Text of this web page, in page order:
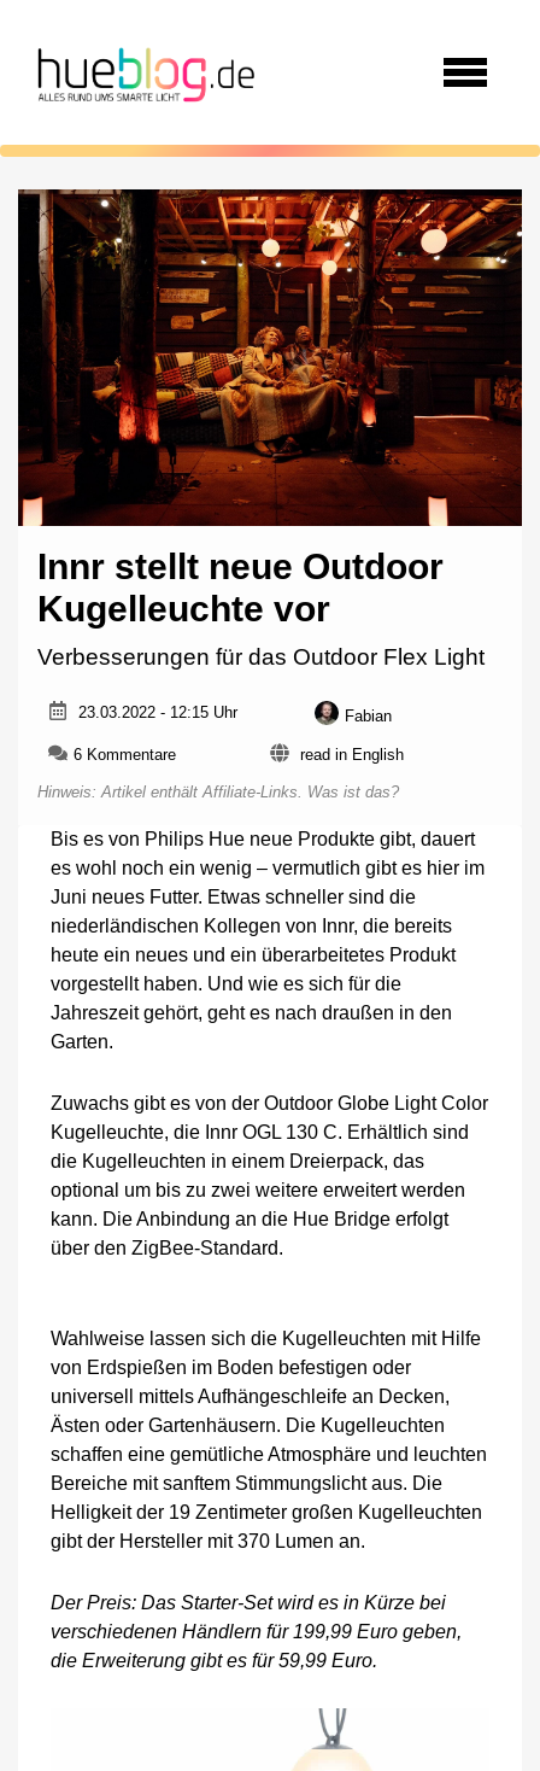
Innr stellt neue Outdoor
Kugelleuchte vor
Verbesserungen für das Outdoor Flex Light
23.03.2022 - 12:15 Uhr Fabian
6 Kommentarezu
stellt
Outdoor
Kugelleuchte
vor
read in English
Hinweis: Artikel enthält Affiliate-Links. Was ist das?
Bis es von Philips Hue neue Produkte gibt, dauert
es wohl noch ein wenig – vermutlich gibt es hier im
Juni neues Futter. Etwas schneller sind die
niederländischen Kollegen von Innr, die bereits
heute ein neues und ein überarbeitetes Produkt
vorgestellt haben. Und wie es sich für die
Jahreszeit gehört, geht es nach draußen in den
Garten.
Zuwachs gibt es von der Outdoor Globe Light Color
Kugelleuchte, die Innr OGL 130 C. Erhältlich sind
die Kugelleuchten in einem Dreierpack, das
optional um bis zu zwei weitere erweitert werden
kann. Die Anbindung an die Hue Bridge erfolgt
über den ZigBee-Standard.
Wahlweise lassen sich die Kugelleuchten mit Hilfe
von Erdspießen im Boden befestigen oder
universell mittels Aufhängeschleife an Decken,
Ästen oder Gartenhäusern. Die Kugelleuchten
schaffen eine gemütliche Atmosphäre und leuchten
Bereiche mit sanftem Stimmungslicht aus. Die
Helligkeit der 19 Zentimeter großen Kugelleuchten
gibt der Hersteller mit 370 Lumen an.
Der Preis: Das Starter-Set wird es in Kürze bei
verschiedenen Händlern für 199,99 Euro geben,
die Erweiterung gibt es für 59,99 Euro.